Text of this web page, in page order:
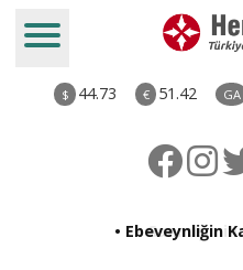
$ 44.73 € 51.42 GA
• Ebeveynliğin